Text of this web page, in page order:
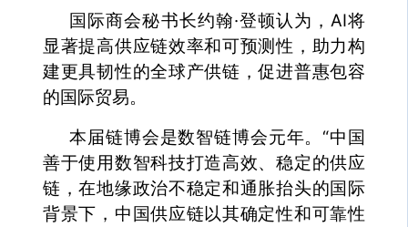
国际商会秘书长约翰·登顿认为，AI将
显著提高供应链效率和可预测性，助力构
建更具韧性的全球产供链，促进普惠包容
的国际贸易。
本届链博会是数智链博会元年。“中国
善于使用数智科技打造高效、稳定的供应
链，在地缘政治不稳定和通胀抬头的国际
背景下，中国供应链以其确定性和可靠性